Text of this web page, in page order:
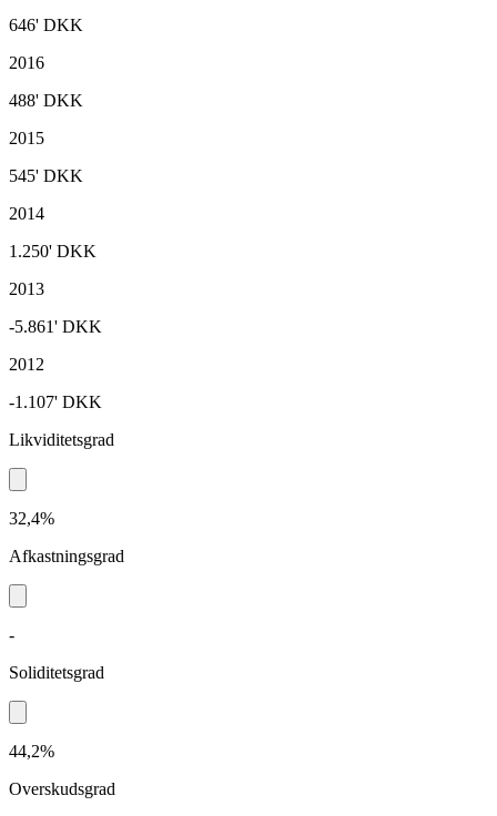
646' DKK
2016
488' DKK
2015
545' DKK
2014
1.250' DKK
2013
-5.861' DKK
2012
-1.107' DKK
Likviditetsgrad
32,4%
Afkastningsgrad
-
Soliditetsgrad
44,2%
Overskudsgrad